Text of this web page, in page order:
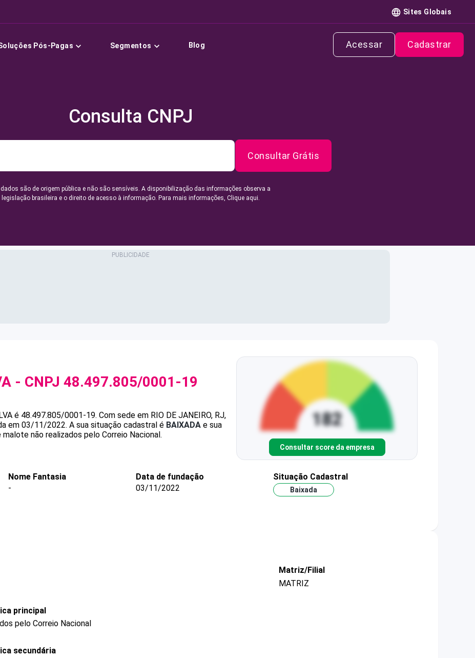
Sites Globais
Pós-Pagas Segmentos Blog Acessar Cadastrar
Consulta CNPJ
Consultar Grátis
são de origem pública e não são sensíveis. A disponibilização das informações observa a
legislação brasileira e o direito de acesso à informação. Para mais informações, Clique aqui.
- CNPJ 48.497.805/0001-19
é 48.497.805/0001-19. Com sede em RIO DE JANEIRO, RJ,
em 03/11/2022. A sua situação cadastral é BAIXADA e sua
não realizados pelo Correio Nacional.
Consultar score da empresa
Nome Fantasia
-
Data de fundação
03/11/2022
Situação Cadastral
Baixada
Matriz/Filial
MATRIZ
principal
pelo Correio Nacional
secundária